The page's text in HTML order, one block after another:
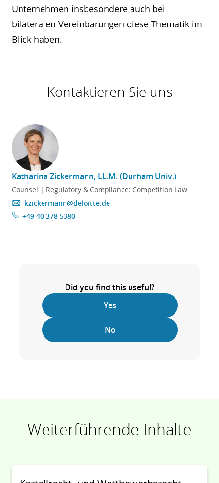
Unternehmen insbesondere auch bei
bilateralen Vereinbarungen diese Thematik im
Blick haben.
Kontaktieren Sie uns
Katharina Zickermann, LL.M. (Durham Univ.)
Counsel | Regulatory & Compliance: Competition Law
kzickermann@deloitte.de
+49 40 378 5380
Did you find this useful?
Yes
No
Weiterführende Inhalte